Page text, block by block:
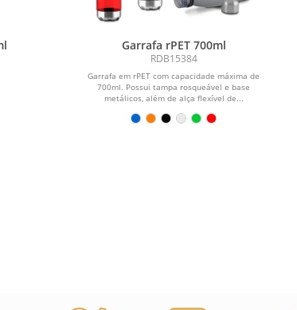
Garrafa rPET 700ml
RDB15384
Garrafa em rPET com capacidade máxima de
700ml. Possui tampa rosqueável e base
metálicos, além de alça flexível de...